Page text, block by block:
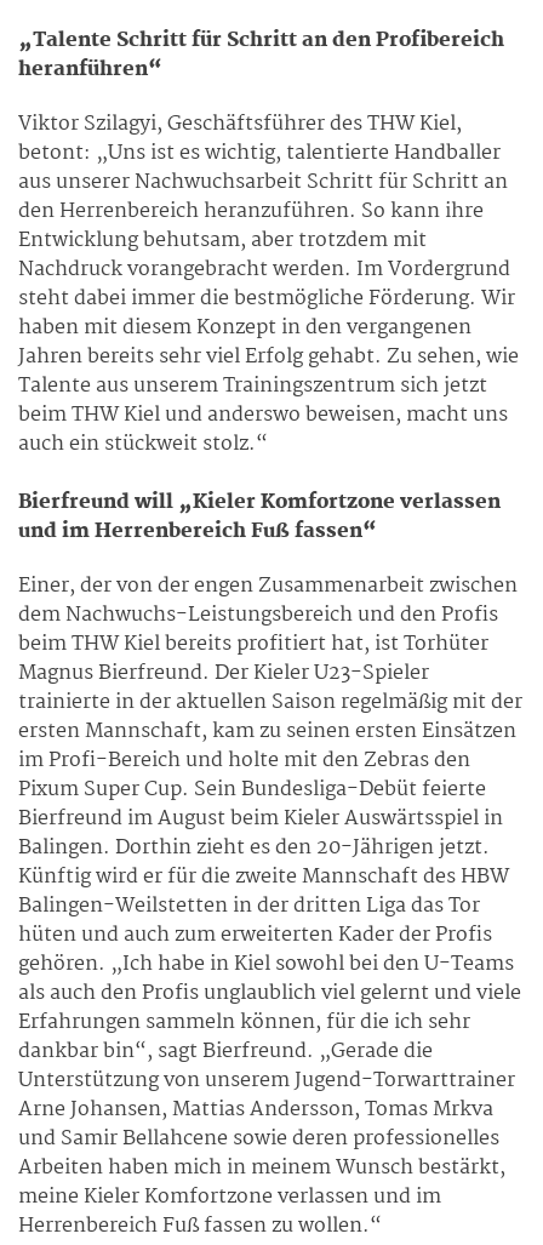
„Talente Schritt für Schritt an den Profibereich
heranführen“
Viktor Szilagyi, Geschäftsführer des THW Kiel,
betont: „Uns ist es wichtig, talentierte Handballer
aus unserer Nachwuchsarbeit Schritt für Schritt an
den Herrenbereich heranzuführen. So kann ihre
Entwicklung behutsam, aber trotzdem mit
Nachdruck vorangebracht werden. Im Vordergrund
steht dabei immer die bestmögliche Förderung. Wir
haben mit diesem Konzept in den vergangenen
Jahren bereits sehr viel Erfolg gehabt. Zu sehen, wie
Talente aus unserem Trainingszentrum sich jetzt
beim THW Kiel und anderswo beweisen, macht uns
auch ein stückweit stolz.“
Bierfreund will „Kieler Komfortzone verlassen
und im Herrenbereich Fuß fassen“
Einer, der von der engen Zusammenarbeit zwischen
dem Nachwuchs-Leistungsbereich und den Profis
beim THW Kiel bereits profitiert hat, ist Torhüter
Magnus Bierfreund. Der Kieler U23-Spieler
trainierte in der aktuellen Saison regelmäßig mit der
ersten Mannschaft, kam zu seinen ersten Einsätzen
im Profi-Bereich und holte mit den Zebras den
Pixum Super Cup. Sein Bundesliga-Debüt feierte
Bierfreund im August beim Kieler Auswärtsspiel in
Balingen. Dorthin zieht es den 20-Jährigen jetzt.
Künftig wird er für die zweite Mannschaft des HBW
Balingen-Weilstetten in der dritten Liga das Tor
hüten und auch zum erweiterten Kader der Profis
gehören. „Ich habe in Kiel sowohl bei den U-Teams
als auch den Profis unglaublich viel gelernt und viele
Erfahrungen sammeln können, für die ich sehr
dankbar bin“, sagt Bierfreund. „Gerade die
Unterstützung von unserem Jugend-Torwarttrainer
Arne Johansen, Mattias Andersson, Tomas Mrkva
und Samir Bellahcene sowie deren professionelles
Arbeiten haben mich in meinem Wunsch bestärkt,
meine Kieler Komfortzone verlassen und im
Herrenbereich Fuß fassen zu wollen.“